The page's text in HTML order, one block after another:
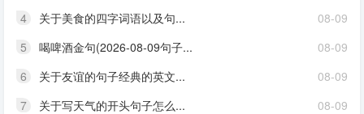
08-09
4
关于美食的四字词语以及句...
08-09
5
喝啤酒金句(2026-08-09句子...
08-09
6
关于友谊的句子经典的英文...
08-09
7
关于写天气的开头句子怎么...